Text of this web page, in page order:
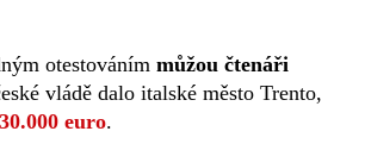
otestováním můžou čtenáři
vládě dalo italské město Trento,
euro.